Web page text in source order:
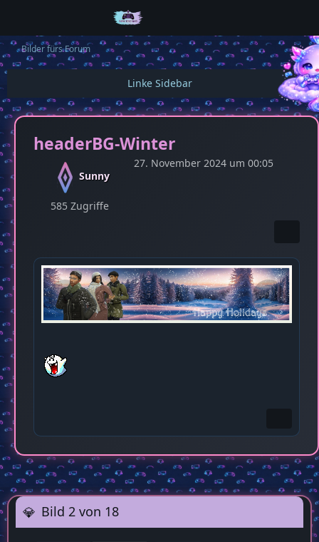
Bilder fürs Forum
headerBG-Winter
Sunny
27. November 2024 um 00:05
585 Zugriffe
Bild 2 von 18